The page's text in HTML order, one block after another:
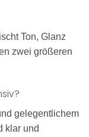
Ton, Glanz
zwei größeren
gelegentlichem
klar und